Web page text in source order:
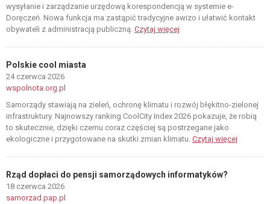
wysyłanie i zarządzanie urzędową korespondencją w systemie e-
Doręczeń. Nowa funkcja ma zastąpić tradycyjne awizo i ułatwić kontakt
obywateli z administracją publiczną. Czytaj więcej
Polskie cool miasta
24 czerwca 2026
wspolnota.org.pl
Samorządy stawiają na zieleń, ochronę klimatu i rozwój błękitno-zielonej
infrastruktury. Najnowszy ranking CoolCity Index 2026 pokazuje, że robią
to skutecznie, dzięki czemu coraz częściej są postrzegane jako
ekologiczne i przygotowane na skutki zmian klimatu. Czytaj więcej
Rząd dopłaci do pensji samorządowych informatyków?
18 czerwca 2026
samorzad.pap.pl